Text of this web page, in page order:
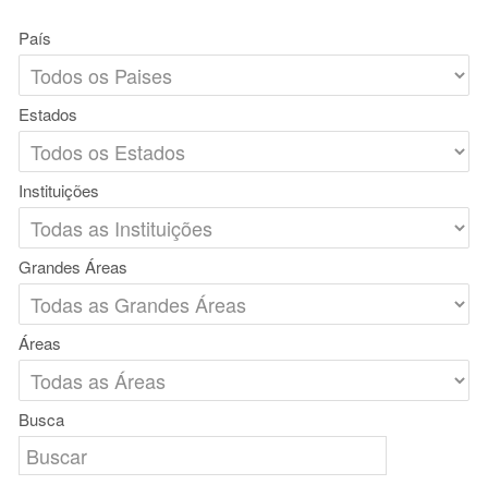
País
Estados
Instituições
Grandes Áreas
Áreas
Busca